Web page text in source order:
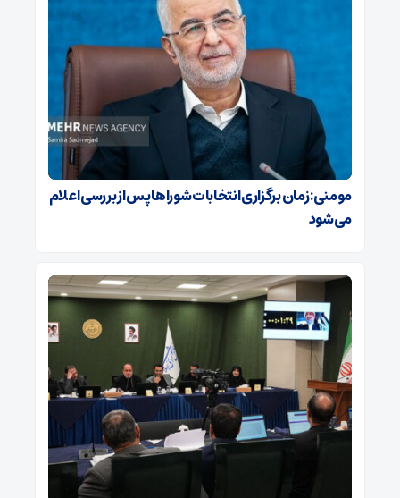
مومنی: زمان برگزاری انتخابات شوراها پس از بررسی اعلام
می‌شود